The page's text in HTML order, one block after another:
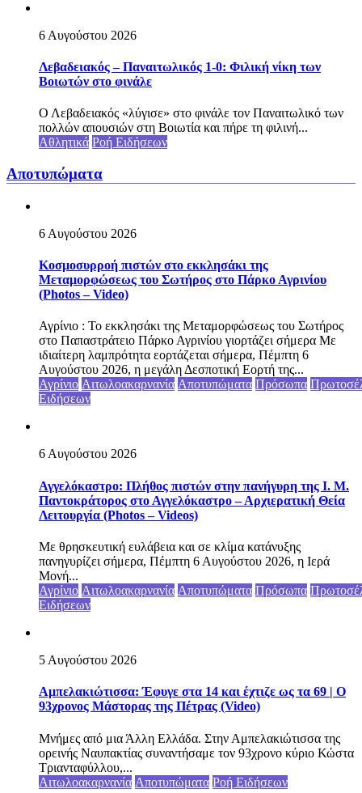
6 Αυγούστου 2026
Λεβαδειακός – Παναιτωλικός 1-0: Φιλική νίκη των
Βοιωτών στο φινάλε
Ο Λεβαδειακός «λύγισε» στο φινάλε τον Παναιτωλικό των
πολλών απουσιών στη Βοιωτία και πήρε τη φιλινή...
Αθλητικά Ροή Ειδήσεων
Αποτυπώματα
6 Αυγούστου 2026
Κοσμοσυρροή πιστών στο εκκλησάκι της
Μεταμορφώσεως του Σωτήρος στο Πάρκο Αγρινίου
(Photos – Video)
Αγρίνιο : Το εκκλησάκι της Μεταμορφώσεως του Σωτήρος
στο Παπαστράτειο Πάρκο Αγρινίου γιορτάζει σήμερα Με
ιδιαίτερη λαμπρότητα εορτάζεται σήμερα, Πέμπτη 6
Αυγούστου 2026, η μεγάλη Δεσποτική Εορτή της...
Αγρίνιο Αιτωλοακαρνανία Αποτυπώματα Πρόσωπα
Ειδήσεων
6 Αυγούστου 2026
Αγγελόκαστρο: Πλήθος πιστών στην πανήγυρη της Ι. Μ.
Παντοκράτορος στο Αγγελόκαστρο – Αρχιερατική Θεία
Λειτουργία (Photos – Videos)
Με θρησκευτική ευλάβεια και σε κλίμα κατάνυξης
πανηγυρίζει σήμερα, Πέμπτη 6 Αυγούστου 2026, η Ιερά
Μονή...
Αγρίνιο Αιτωλοακαρνανία Αποτυπώματα Πρόσωπα
Ειδήσεων
5 Αυγούστου 2026
Αμπελακιώτισσα: Έφυγε στα 14 και έχτιζε ως τα 69 | Ο
93χρονος Μάστορας της Πέτρας (Video)
Μνήμες από μια Άλλη Ελλάδα. Στην Αμπελακιώτισσα της
ορεινής Ναυπακτίας συναντήσαμε τον 93χρονο κύριο Κώστα
Τριανταφύλλου,...
Αιτωλοακαρνανία Αποτυπώματα Ροή Ειδήσεων